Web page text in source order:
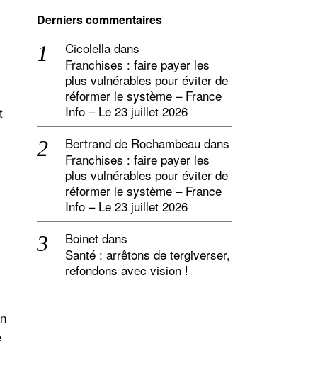
Derniers commentaires
Cicolella dans
Franchises : faire payer les
plus vulnérables pour éviter de
réformer le système – France
Info – Le 23 juillet 2026
Bertrand de Rochambeau dans
Franchises : faire payer les
plus vulnérables pour éviter de
réformer le système – France
Info – Le 23 juillet 2026
Boinet dans
Santé : arrêtons de tergiverser,
refondons avec vision !